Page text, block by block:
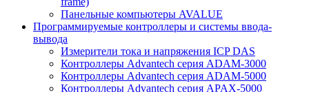
Панельные компьютеры AVALUE
Программируемые контроллеры и системы ввода-
вывода
Измерители тока и напряжения ICP DAS
Контроллеры Advantech серия ADAM-3000
Контроллеры Advantech серия ADAM-5000
Контроллеры Advantech серия APAX-5000